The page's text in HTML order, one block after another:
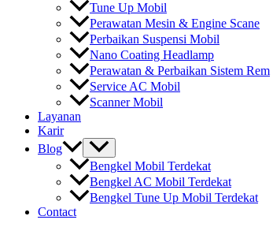
Tune Up Mobil
Perawatan Mesin & Engine Scane
Perbaikan Suspensi Mobil
Nano Coating Headlamp
Perawatan & Perbaikan Sistem Rem
Service AC Mobil
Scanner Mobil
Layanan
Karir
Blog
Bengkel Mobil Terdekat
Bengkel AC Mobil Terdekat
Bengkel Tune Up Mobil Terdekat
Contact